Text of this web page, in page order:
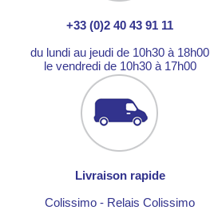
+33 (0)2 40 43 91 11
du lundi au jeudi de 10h30 à 18h00
le vendredi de 10h30 à 17h00
Livraison rapide
Colissimo - Relais Colissimo